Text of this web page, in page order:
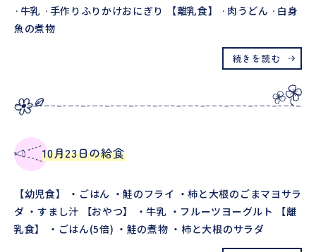
·牛乳 ·手作りふりかけおにぎり 【離乳食】 ·肉うどん ·白身
魚の煮物
続きを読む
10月23日の給食
【幼児食】 ・ごはん ・鮭のフライ ・柿と大根のごまマヨサラ
ダ ・すまし汁 【おやつ】 ・牛乳 ・フルーツヨーグルト 【離
乳食】 ・ごはん(5倍) ・鮭の煮物 ・柿と大根のサラダ